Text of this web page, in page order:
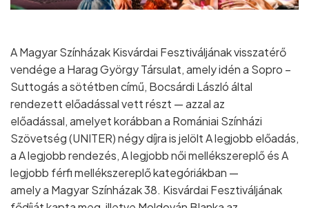
A Magyar Színházak Kisvárdai Fesztiváljának visszatérő
vendége a Harag György Társulat, amely idén a Sopro –
Suttogás a sötétben című, Bocsárdi László által
rendezett előadással vett részt — azzal az
előadással, amelyet korábban a Romániai Színházi
Szövetség (UNITER) négy díjra is jelölt A legjobb előadás,
a A legjobb rendezés, A legjobb női mellékszereplő és A
legjobb férfi mellékszereplő kategóriákban —
amely a Magyar Színházak 38. Kisvárdai Fesztiváljának